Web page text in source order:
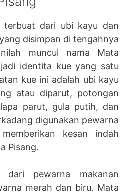
terbuat dari ubi kayu dan
disimpan di tengahnya
muncul nama Mata
identita kue yang satu
kue ini adalah ubi kayu
atau diparut, potongan
parut, gula putih, dan
digunakan pewarna
kesan indah
Pisang.
dari pewarna makanan
merah dan biru. Mata